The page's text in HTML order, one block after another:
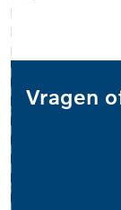
Vragen